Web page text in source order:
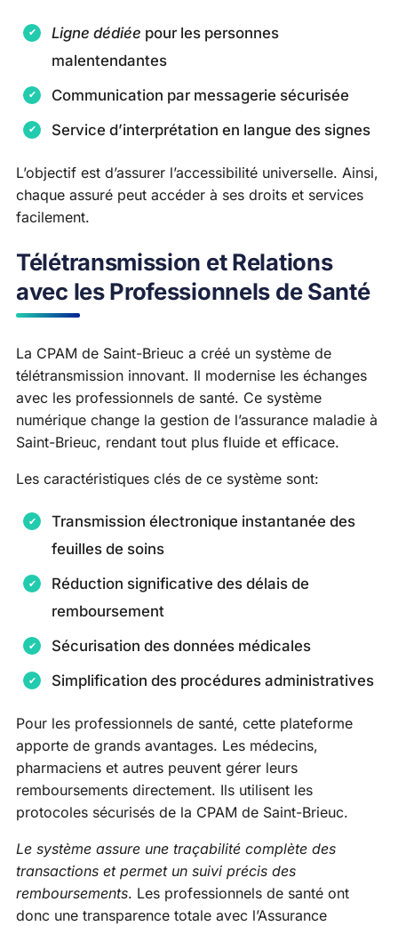
Ligne dédiée pour les personnes
malentendantes
Communication par messagerie sécurisée
Service d’interprétation en langue des signes
L’objectif est d’assurer l’accessibilité universelle. Ainsi,
chaque assuré peut accéder à ses droits et services
facilement.
Télétransmission et Relations
avec les Professionnels de Santé
La CPAM de Saint-Brieuc a créé un système de
télétransmission innovant. Il modernise les échanges
avec les professionnels de santé. Ce système
numérique change la gestion de l’assurance maladie à
Saint-Brieuc, rendant tout plus fluide et efficace.
Les caractéristiques clés de ce système sont:
Transmission électronique instantanée des
feuilles de soins
Réduction significative des délais de
remboursement
Sécurisation des données médicales
Simplification des procédures administratives
Pour les professionnels de santé, cette plateforme
apporte de grands avantages. Les médecins,
pharmaciens et autres peuvent gérer leurs
remboursements directement. Ils utilisent les
protocoles sécurisés de la CPAM de Saint-Brieuc.
Le système assure une traçabilité complète des
transactions et permet un suivi précis des
remboursements. Les professionnels de santé ont
donc une transparence totale avec l’Assurance